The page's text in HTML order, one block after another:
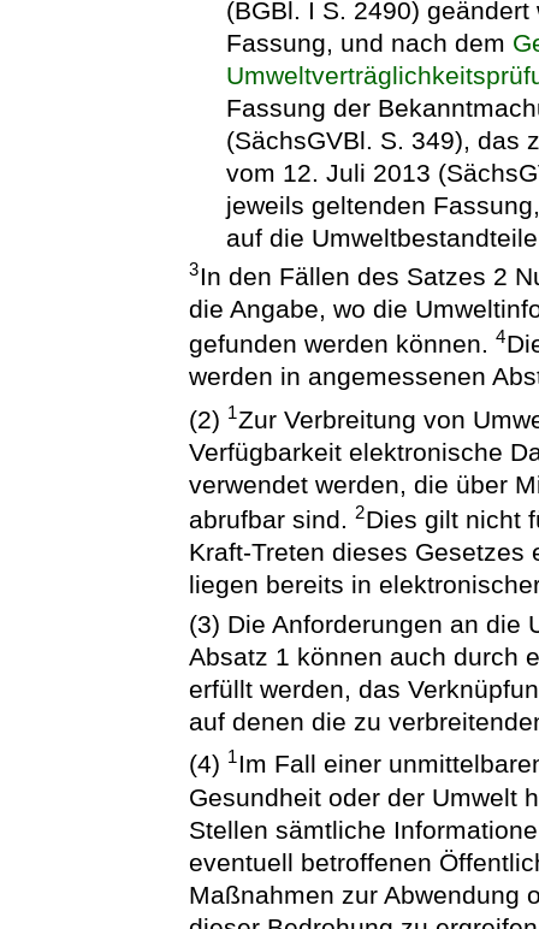
(BGBl. I S. 2490)
Fassung, und nach dem
Fassung der
(SächsGVBl. S. 349), das
vom 12. Juli 2013
jeweils geltenden
auf die
3In den Fällen des Satzes 2
die Angabe, wo die
gefunden werden können.4
werden in angemessenen
(2) 1Zur Verbreitung von
Verfügbarkeit elektronische
verwendet werden, die über
abrufbar sind.2Dies gilt nicht
Kraft-Treten dieses
liegen bereits in
(3) Die Anforderungen an die
Absatz 1 können auch durch
erfüllt werden, das
auf denen die zu
(4) 1Im Fall einer
Gesundheit oder der Umwelt
Stellen sämtliche
eventuell betroffenen
Maßnahmen zur Abwendung